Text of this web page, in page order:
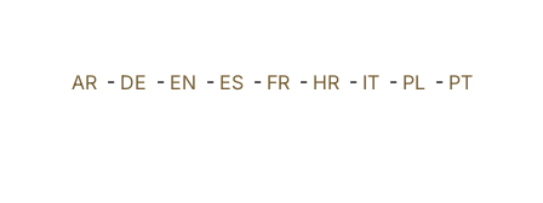
العربيّة AR- DE - EN - ES- FR- HR- IT- PL- PT